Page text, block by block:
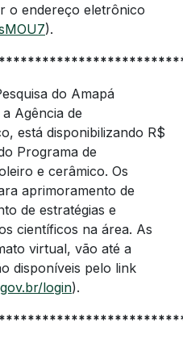
o endereço eletrônico
).
do Amapá
Agência de
está disponibilizando R$
Programa de
e cerâmico. Os
aprimoramento de
de estratégias e
científicos na área. As
virtual, vão até a
disponíveis pelo link
login).